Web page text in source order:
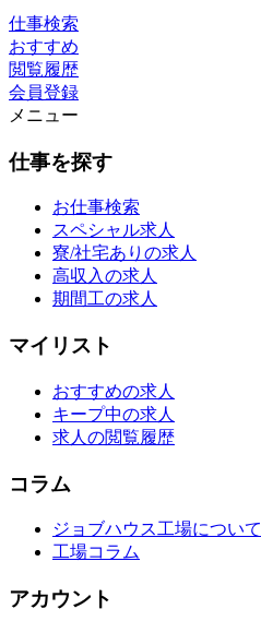
仕事検索
おすすめ
閲覧履歴
会員登録
メニュー
仕事を探す
お仕事検索
スペシャル求人
寮/社宅ありの求人
高収入の求人
期間工の求人
マイリスト
おすすめの求人
キープ中の求人
求人の閲覧履歴
コラム
ジョブハウス工場について
工場コラム
アカウント